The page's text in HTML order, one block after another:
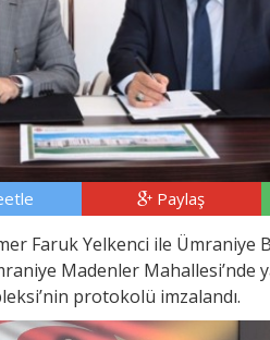
Paylaş
Faruk Yelkenci ile Ümraniye
Madenler Mahallesi’nde
protokolü imzalandı.